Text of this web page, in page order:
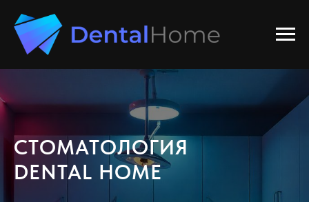
СТОМАТОЛОГИЯ
DENTAL HOME